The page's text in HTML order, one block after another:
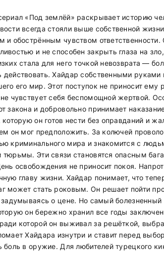
«Под землёй» раскрывает историю
всегда стояли выше собственной
и обострённым чувством
и не способен закрыть глаза на
стала для него точкой невозврата —
действовать. Хайдар собственными
его мир. Этот поступок не приносит ему
чувствует себя беспомощной жертвой.
закона и добровольно принимает
которую он готов нести без оправданий и
он мог предположить. За колючей
криминального мира и знакомится с
тюрьмы. Эти связи становятся опасным
освобождения не приносит покоя.
главу жизни. Хайдар понимает, что
может стать роковым. Он решает пойти
задумываясь о цене. Но самый
он бережно хранил все годы
которой он выживал за решёткой,
Хайдара изнутри и ставит перед
боль в оружие. Для любителей турецкого